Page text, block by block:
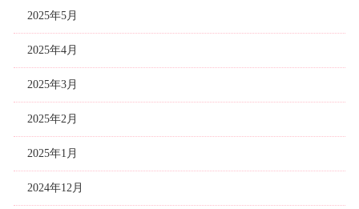
2025年5月
2025年4月
2025年3月
2025年2月
2025年1月
2024年12月